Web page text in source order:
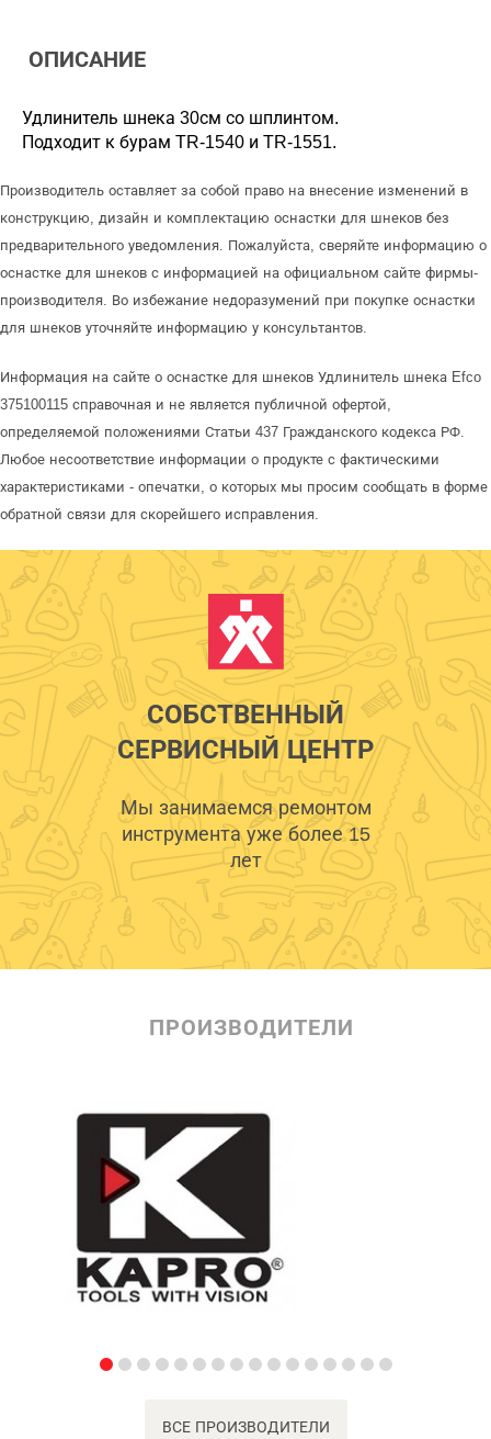
ОПИСАНИЕ
Удлинитель шнека 30см со шплинтом.
Подходит к бурам TR-1540 и TR-1551.
Производитель оставляет за собой право на внесение изменений в
конструкцию, дизайн и комплектацию оснастки для шнеков без
предварительного уведомления. Пожалуйста, сверяйте информацию о
оснастке для шнеков с информацией на официальном сайте фирмы-
производителя. Во избежание недоразумений при покупке оснастки
для шнеков уточняйте информацию у консультантов.
Информация на сайте о оснастке для шнеков Удлинитель шнека Efco
375100115 справочная и не является публичной офертой,
определяемой положениями Статьи 437 Гражданского кодекса РФ.
Любое несоответствие информации о продукте с фактическими
характеристиками - опечатки, о которых мы просим сообщать в форме
обратной связи для скорейшего исправления.
СОБСТВЕННЫЙ
СЕРВИСНЫЙ ЦЕНТР
Мы занимаемся ремонтом
инструмента уже более 15
лет
ПРОИЗВОДИТЕЛИ
ВСЕ ПРОИЗВОДИТЕЛИ